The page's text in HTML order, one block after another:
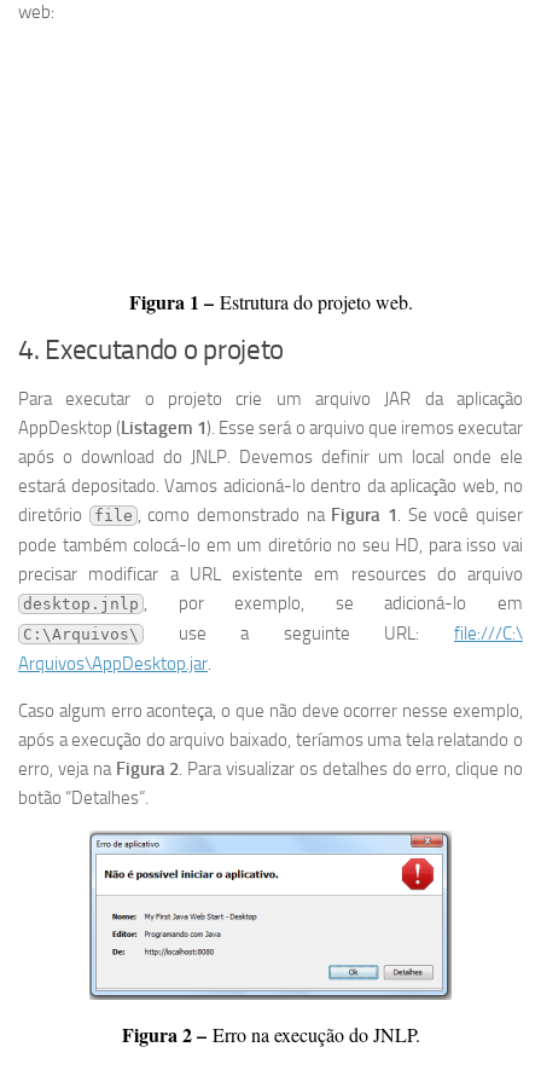
web:
Figura 1 –Estrutura do projeto web.
4. Executando o projeto
Para executar o projeto crie um arquivo JAR da aplicação
AppDesktop (Listagem 1). Esse será o arquivo que iremos executar
após o download do JNLP. Devemos definir um local onde ele
estará depositado. Vamos adicioná-lo dentro da aplicação web, no
diretório
file , como demonstrado na Figura 1. Se você quiser
pode também colocá-lo em um diretório no seu HD, para isso vai
precisar modificar a URL existente em resources do arquivo
desktop.jnlp , por exemplo, se adicioná-lo em
C:\Arquivos\ use a seguinte URL: file:///C:\
Arquivos\AppDesktop.jar.
Caso algum erro aconteça, o que não deve ocorrer nesse exemplo,
após a execução do arquivo baixado, teríamos uma tela relatando o
erro, veja na Figura 2. Para visualizar os detalhes do erro, clique no
botão “Detalhes”.
Figura 2 –Erro na execução do JNLP.